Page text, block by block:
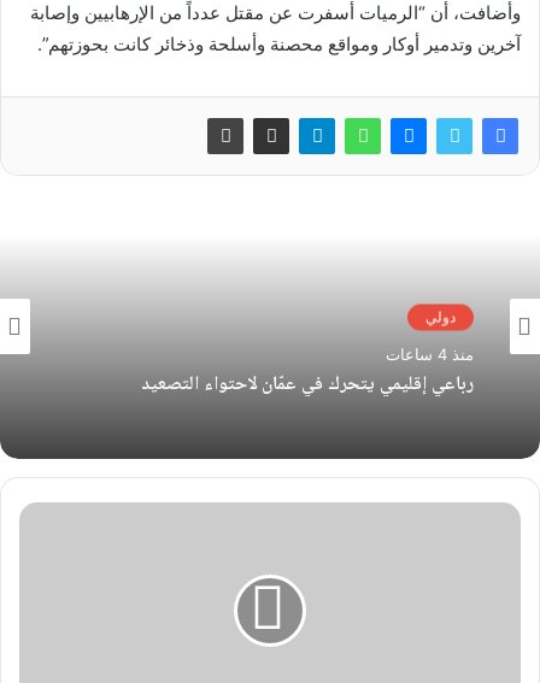
وأضافت، أن “الرميات أسفرت عن مقتل عدداً من الإرهابيين وإصابة
آخرين وتدمير أوكار ومواقع محصنة وأسلحة وذخائر كانت بحوزتهم”.
دولي
منذ 4 ساعات
رباعي إقليمي يتحرك في عمّان لاحتواء التصعيد